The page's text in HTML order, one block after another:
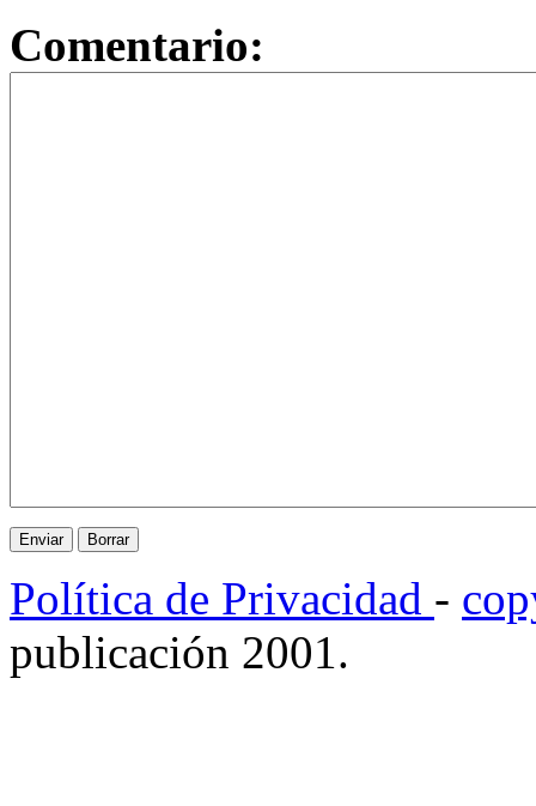
Comentario:
Política de Privacidad -
publicación 2001.